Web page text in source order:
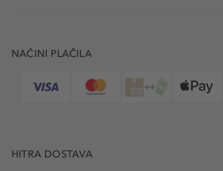
NAČINI PLAČILA
HITRA DOSTAVA